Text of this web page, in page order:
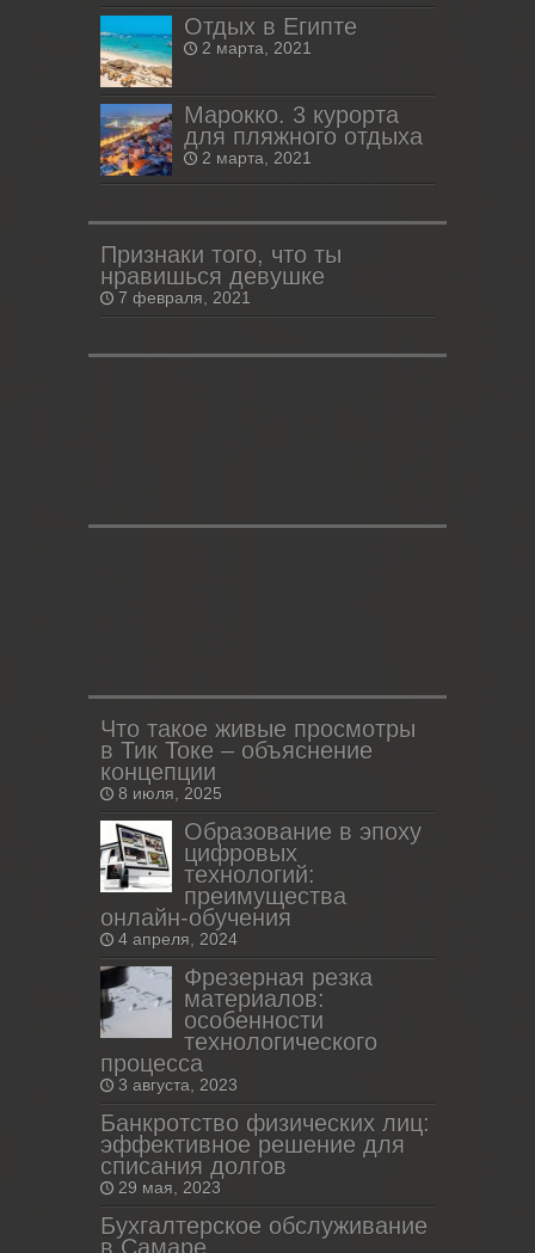
Отдых в Египте
2 марта, 2021
Марокко. 3 курорта
для пляжного отдыха
2 марта, 2021
Признаки того, что ты
нравишься девушке
7 февраля, 2021
Что такое живые просмотры
в Тик Токе – объяснение
концепции
8 июля, 2025
Образование в эпоху
цифровых
технологий:
преимущества
онлайн-обучения
4 апреля, 2024
Фрезерная резка
материалов:
особенности
технологического
процесса
3 августа, 2023
Банкротство физических лиц:
эффективное решение для
списания долгов
29 мая, 2023
Бухгалтерское обслуживание
в Самаре